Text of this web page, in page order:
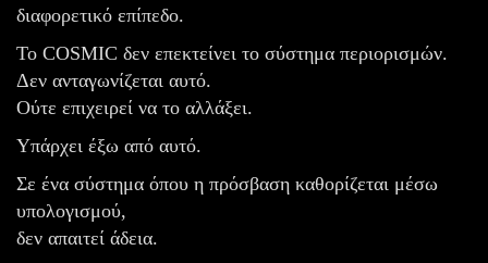
διαφορετικό επίπεδο.
Το COSMIC δεν επεκτείνει το σύστημα περιορισμών.
Δεν ανταγωνίζεται αυτό.
Ούτε επιχειρεί να το αλλάξει.
Υπάρχει έξω από αυτό.
Σε ένα σύστημα όπου η πρόσβαση καθορίζεται μέσω
υπολογισμού,
δεν απαιτεί άδεια.